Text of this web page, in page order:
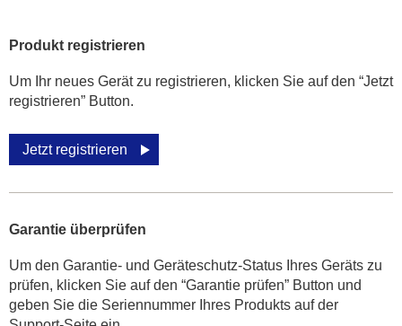
Produkt registrieren
Um Ihr neues Gerät zu registrieren, klicken Sie auf den “Jetzt
registrieren” Button.
Jetzt registrieren
Garantie überprüfen
Um den Garantie- und Geräteschutz-Status Ihres Geräts zu
prüfen, klicken Sie auf den “Garantie prüfen” Button und
geben Sie die Seriennummer Ihres Produkts auf der